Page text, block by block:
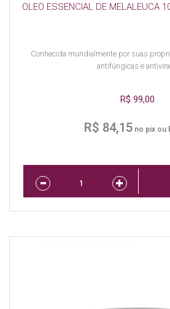
OLEO ESSENCIAL DE MELALEUCA
Conhecida mundialmente por suas
antifúngicas e
R$ 99,00
R$ 84,15 no pix ou